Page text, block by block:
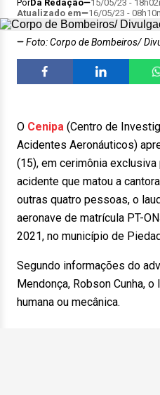
PorDa Redação 15/05/23 -
Atualizado em
16/05/23 -
Foto: Corpo de Bombeiros/
O Cenipa (Centro de
Acidentes Aeronáuticos)
(15), em cerimônia
acidente que matou a cantora
outras quatro pessoas, o
aeronave de matrícula PT-
2021, no município de
Segundo informações do
Mendonça, Robson Cunha,
humana ou mecânica.